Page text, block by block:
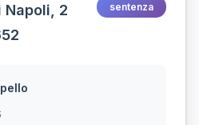
Napoli, 2
sentenza